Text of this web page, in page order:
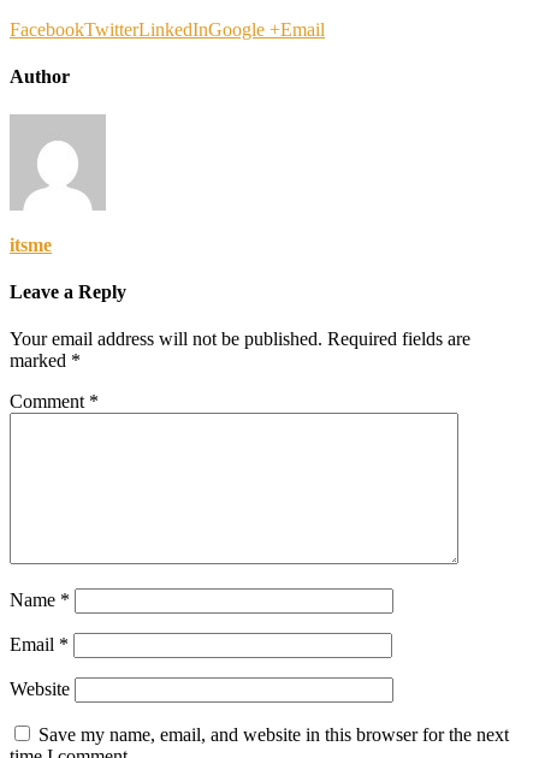
FacebookTwitterLinkedInGoogle +Email
Author
itsme
Leave a Reply
Your email address will not be published. Required fields are
marked *
Comment *
Name *
Email *
Website
Save my name, email, and website in this browser for the next